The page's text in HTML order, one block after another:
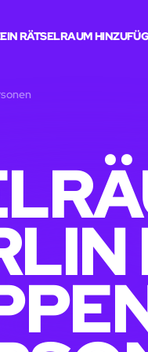
EIN RÄTSELRAUM